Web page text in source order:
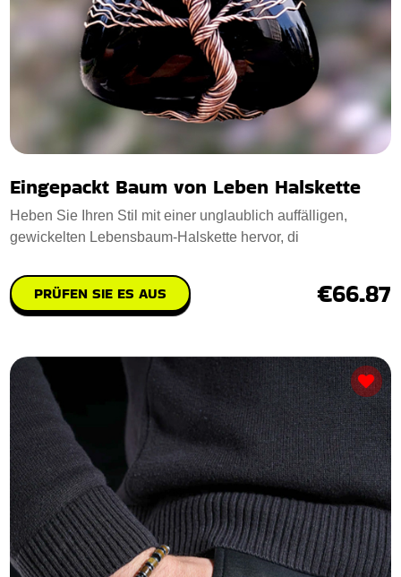
Eingepackt Baum von Leben Halskette
Heben Sie Ihren Stil mit einer unglaublich auffälligen,
gewickelten Lebensbaum-Halskette hervor, di
PRÜFEN SIE ES AUS €66.87